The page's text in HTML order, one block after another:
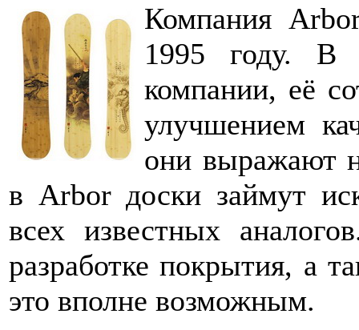
Компания
1995 году. В
компании, её
улучшением
они выражают
в Arbor доски займут
всех известных
разработке покрытия, а
это вполне возможным.